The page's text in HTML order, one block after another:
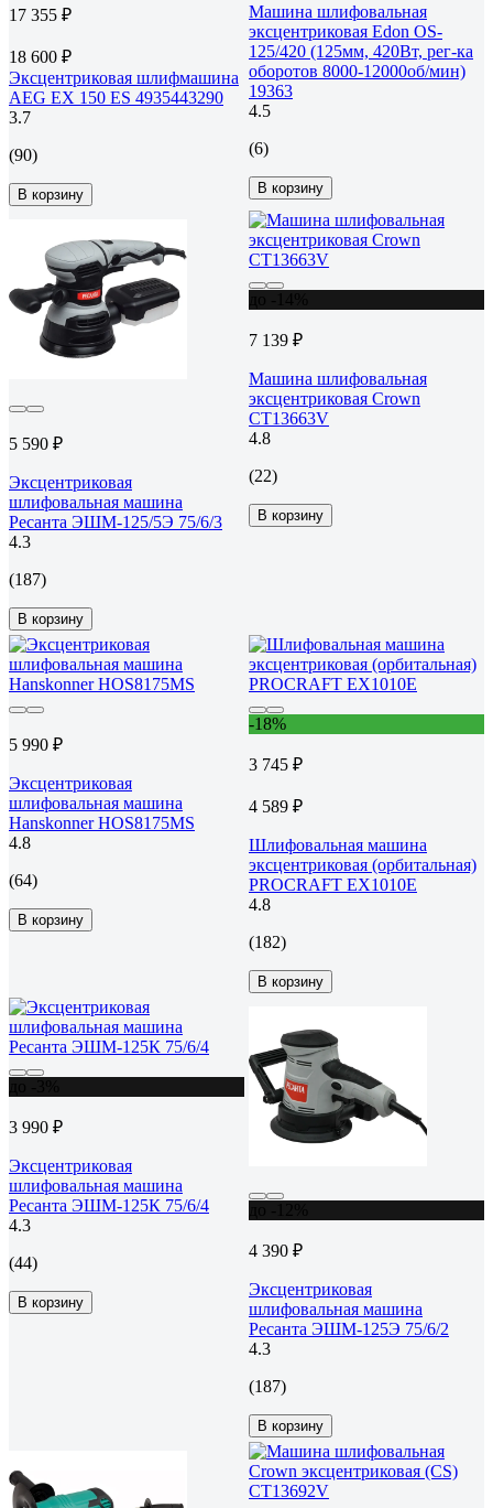
17 355 ₽
18 600 ₽
Эксцентриковая шлифмашина
AEG EX 150 ES 4935443290
3.7
(90)
В корзину
Машина шлифовальная
эксцентриковая Edon OS-
125/420 (125мм, 420Вт, рег-ка
оборотов 8000-12000об/мин)
19363
4.5
(6)
В корзину
5 590 ₽
Эксцентриковая
шлифовальная машина
Ресанта ЭШМ-125/5Э 75/6/3
4.3
(187)
В корзину
7 139 ₽
Машина шлифовальная
эксцентриковая Crown
CT13663V
4.8
(22)
В корзину
5 990 ₽
Эксцентриковая
шлифовальная машина
Hanskonner HOS8175MS
4.8
(64)
В корзину
-18%
3 745 ₽
4 589 ₽
Шлифовальная машина
эксцентриковая (орбитальная)
PROCRAFT EX1010E
4.8
(182)
В корзину
3 990 ₽
Эксцентриковая
шлифовальная машина
Ресанта ЭШМ-125К 75/6/4
4.3
(44)
В корзину
4 390 ₽
Эксцентриковая
шлифовальная машина
Ресанта ЭШМ-125Э 75/6/2
4.3
(187)
В корзину